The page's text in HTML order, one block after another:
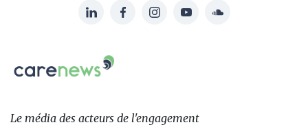
sur:
LinkedInFacebookInstagramYouTubeSoundcloud
Carenews,
Le
des
Le média des acteurs de l'engagement